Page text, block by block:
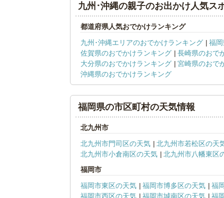
九州･沖縄の親子のお出かけ人気ス
都道府県人気おでかけランキング
九州･沖縄エリアのおでかけランキング
福
佐賀県のおでかけランキング
長崎県のおで
大分県のおでかけランキング
宮崎県のおで
沖縄県のおでかけランキング
福岡県の市区町村の天気情報
北九州市
北九州市門司区の天気
北九州市若松区の天
北九州市小倉南区の天気
北九州市八幡東区
福岡市
福岡市東区の天気
福岡市博多区の天気
福
福岡市西区の天気
福岡市城南区の天気 福